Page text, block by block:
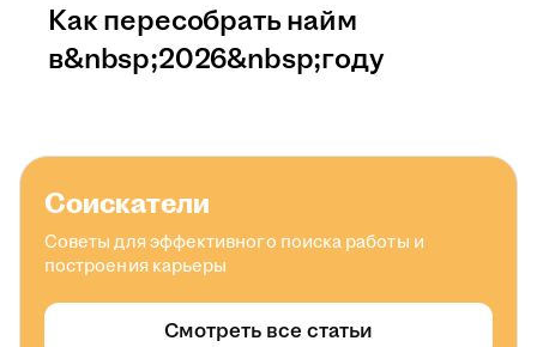
Как пересобрать найм
в&nbsp;2026&nbsp;году
Соискатели
Советы для эффективного поиска работы и
построения карьеры
Смотреть все статьи